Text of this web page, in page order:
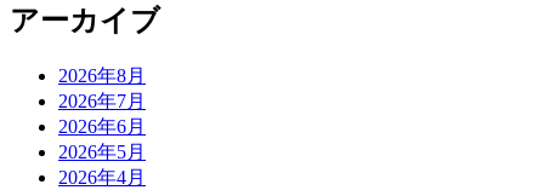
アーカイブ
2026年8月
2026年7月
2026年6月
2026年5月
2026年4月